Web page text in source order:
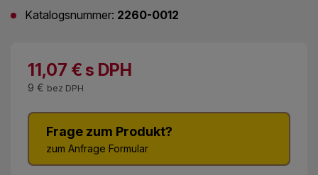
11,07 € s DPH
9 € bez DPH
Frage zum Produkt?
zum Anfrage Formular
Katalogsnummer: 2260-0012